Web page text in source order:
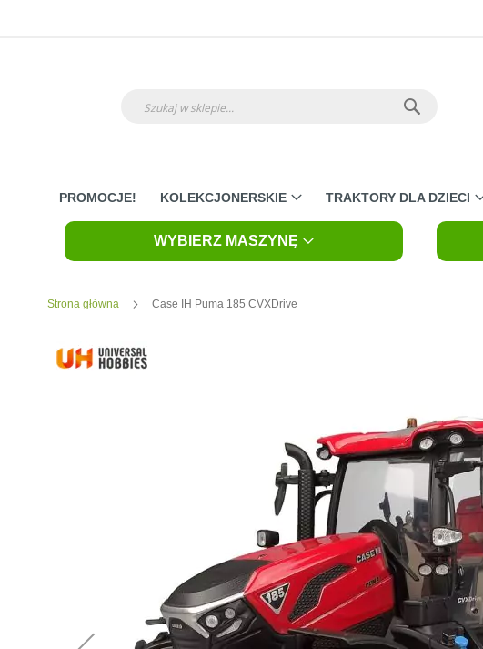
PROMOCJE! KOLEKCJONERSKIE TRAKTORY DLA DZIECI
WYBIERZ MASZYNĘ
Strona główna Case IH Puma 185 CVXDrive